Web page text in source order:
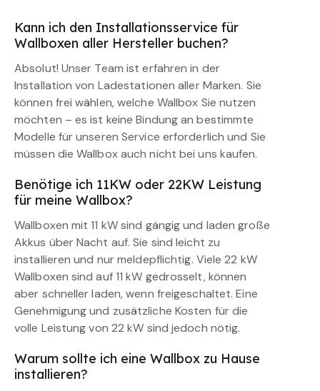
Kann ich den Installationsservice für
Wallboxen aller Hersteller buchen?
Absolut! Unser Team ist erfahren in der
Installation von Ladestationen aller Marken. Sie
können frei wählen, welche Wallbox Sie nutzen
möchten – es ist keine Bindung an bestimmte
Modelle für unseren Service erforderlich und Sie
müssen die Wallbox auch nicht bei uns kaufen.
Benötige ich 11KW oder 22KW Leistung
für meine Wallbox?
Wallboxen mit 11 kW sind gängig und laden große
Akkus über Nacht auf. Sie sind leicht zu
installieren und nur meldepflichtig. Viele 22 kW
Wallboxen sind auf 11 kW gedrosselt, können
aber schneller laden, wenn freigeschaltet. Eine
Genehmigung und zusätzliche Kosten für die
volle Leistung von 22 kW sind jedoch nötig.
Warum sollte ich eine Wallbox zu Hause
installieren?